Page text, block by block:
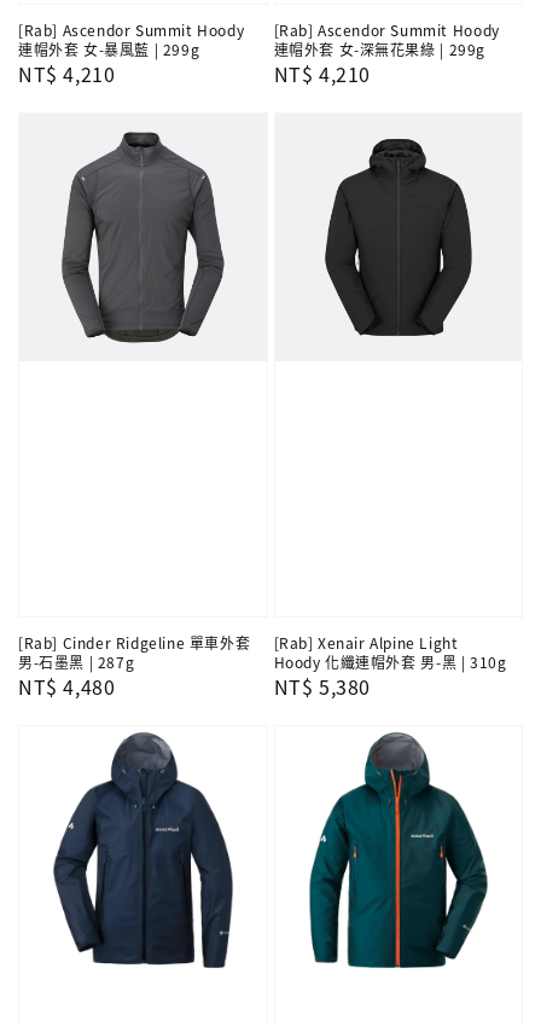
[Rab] Ascendor Summit Hoody
連帽外套 女-暴風藍 | 299g
Regular
NT$ 4,210
[Rab] Ascendor Summit Hoody
連帽外套 女-深無花果綠 | 299g
Regular
NT$ 4,210
[Rab] Cinder Ridgeline 單車外套
男-石墨黑 | 287g
Regular
NT$ 4,480
[Rab] Xenair Alpine Light
Hoody 化纖連帽外套 男-黑 | 310g
Regular
NT$ 5,380